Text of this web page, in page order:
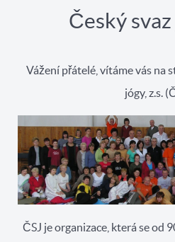
Český svaz
Vážení přátelé, vítáme vás na
jógy, z.s.
ČSJ je organizace, která se od